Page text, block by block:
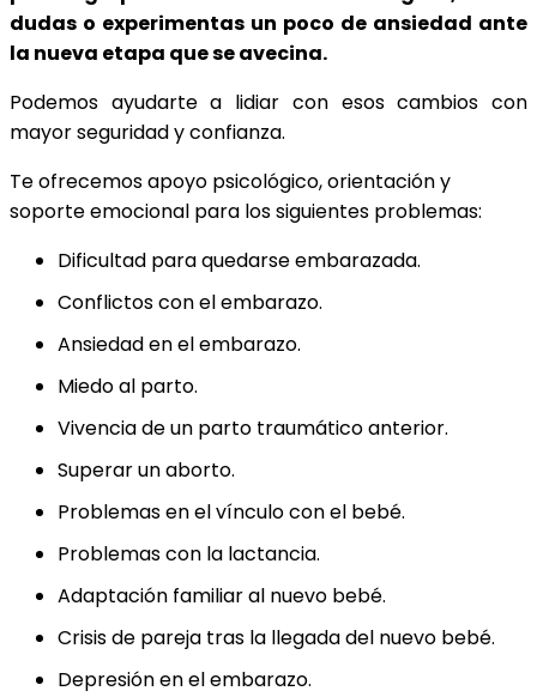
dudas o experimentas un poco de ansiedad ante
la nueva etapa que se avecina.
Podemos ayudarte a lidiar con esos cambios con
mayor seguridad y confianza.
Te ofrecemos apoyo psicológico, orientación y
soporte emocional para los siguientes problemas:
Dificultad para quedarse embarazada.
Conflictos con el embarazo.
Ansiedad en el embarazo.
Miedo al parto.
Vivencia de un parto traumático anterior.
Superar un aborto.
Problemas en el vínculo con el bebé.
Problemas con la lactancia.
Adaptación familiar al nuevo bebé.
Crisis de pareja tras la llegada del nuevo bebé.
Depresión en el embarazo.